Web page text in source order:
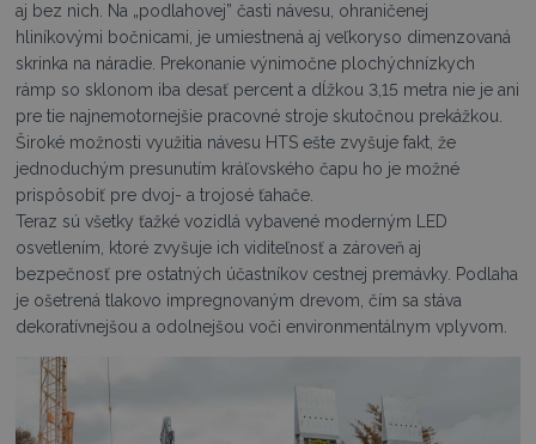
aj bez nich. Na „podlahovej” časti návesu, ohraničenej
hliníkovými bočnicami, je umiestnená aj veľkoryso dimenzovaná
skrinka na náradie. Prekonanie výnimočne plochýchnízkych
rámp so sklonom iba desať percent a dĺžkou 3,15 metra nie je ani
pre tie najnemotornejšie pracovné stroje skutočnou prekážkou.
Široké možnosti využitia návesu HTS ešte zvyšuje fakt, že
jednoduchým presunutím kráľovského čapu ho je možné
prispôsobiť pre dvoj- a trojosé ťahače.
Teraz sú všetky ťažké vozidlá vybavené moderným LED
osvetlením, ktoré zvyšuje ich viditeľnosť a zároveň aj
bezpečnosť pre ostatných účastníkov cestnej premávky. Podlaha
je ošetrená tlakovo impregnovaným drevom, čím sa stáva
dekoratívnejšou a odolnejšou voči environmentálnym vplyvom.